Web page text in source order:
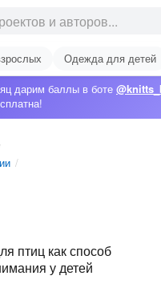
Одежда для детей
дарим баллы в боте
/
птиц как способ
у детей